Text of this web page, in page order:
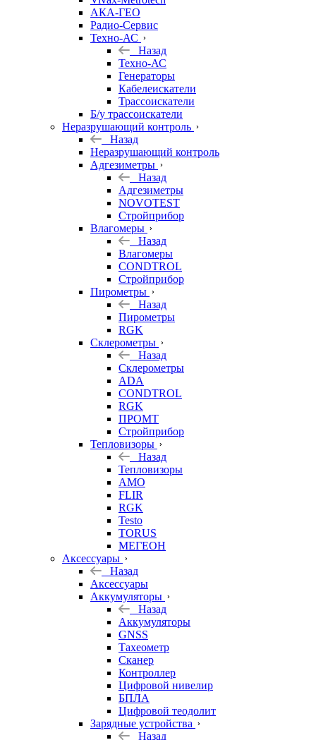
АКА-ГЕО
Радио-Сервис
Техно-АС
Назад
Техно-АС
Генераторы
Кабелеискатели
Трассоискатели
Б/у трассоискатели
Неразрушающий контроль
Назад
Неразрушающий контроль
Адгезиметры
Назад
Адгезиметры
NOVOTEST
Стройприбор
Влагомеры
Назад
Влагомеры
CONDTROL
Стройприбор
Пирометры
Назад
Пирометры
RGK
Склерометры
Назад
Склерометры
ADA
CONDTROL
RGK
ПРОМТ
Стройприбор
Тепловизоры
Назад
Тепловизоры
AMO
FLIR
RGK
Testo
TORUS
МЕГЕОН
Аксессуары
Назад
Аксессуары
Аккумуляторы
Назад
Аккумуляторы
GNSS
Тахеометр
Сканер
Контроллер
Цифровой нивелир
БПЛА
Цифровой теодолит
Зарядные устройства
Назад